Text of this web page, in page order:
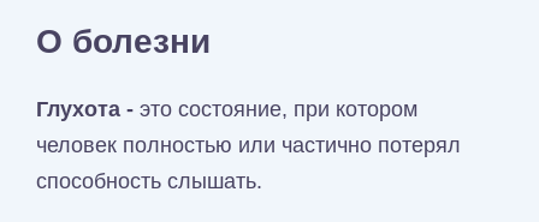
О болезни
Глухота - это состояние, при котором
человек полностью или частично потерял
способность слышать.